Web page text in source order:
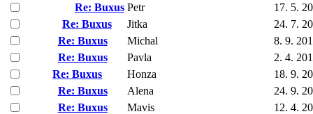
Re: Buxus Petr
17. 5.
Re: Buxus
Jitka
24. 7.
Re: Buxus
Michal
8. 9.
Re: Buxus
Pavla
2. 4.
Re: Buxus
Honza
18. 9.
Re: Buxus
Alena
24. 9.
Re: Buxus
Mavis
12. 4.